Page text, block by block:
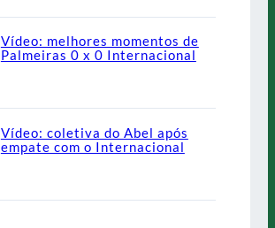
Vídeo: melhores momentos de
Palmeiras 0 x 0 Internacional
Vídeo: coletiva do Abel após
empate com o Internacional